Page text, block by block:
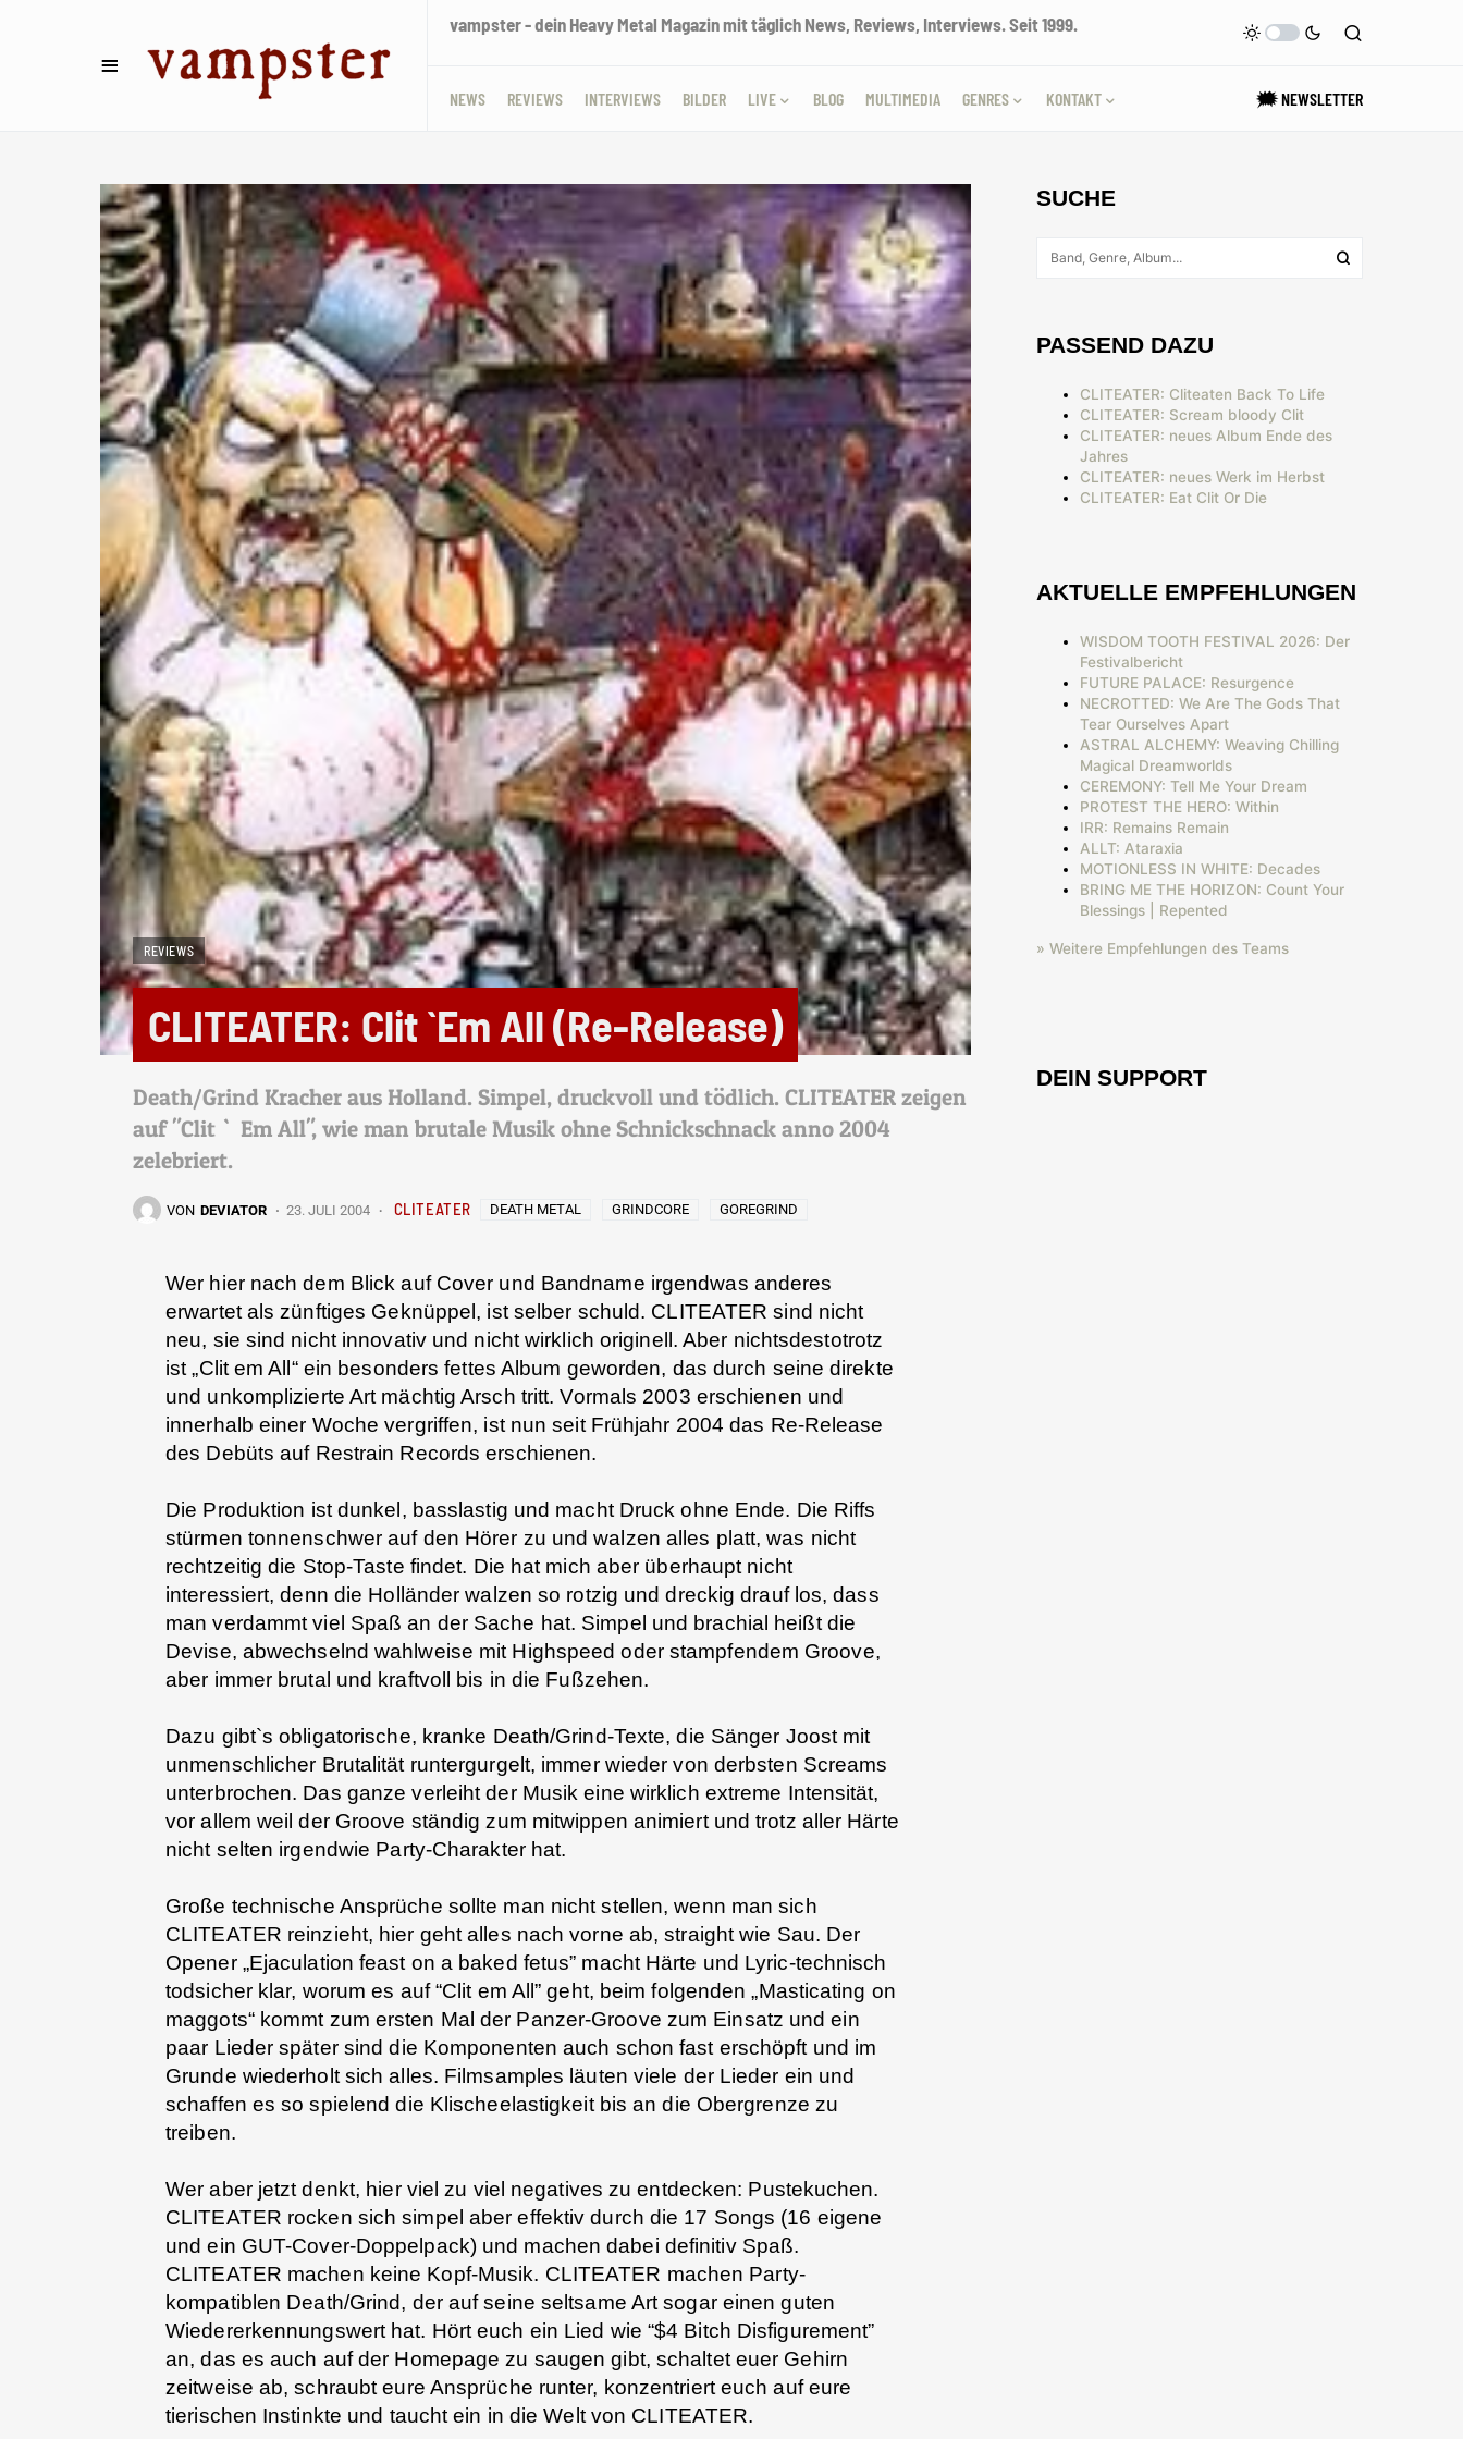
vampster - dein Heavy Metal Magazin mit täglich News, Reviews, Interviews. Seit 1999.
NEWS REVIEWS INTERVIEWS BILDER LIVE BLOG MULTIMEDIA GENRES KONTAKT 🗯 NEWSLETTER
REVIEWS
CLITEATER: Clit `Em All (Re-Release)
Death/Grind Kracher aus Holland. Simpel, druckvoll und tödlich. CLITEATER zeigen
auf "Clit `Em All", wie man brutale Musik ohne Schnickschnack anno 2004
zelebriert.
VON DEVIATOR 23. JULI 2004 CLITEATER DEATH METAL GRINDCORE GOREGRIND
Wer hier nach dem Blick auf Cover und Bandname irgendwas anderes
erwartet als zünftiges Geknüppel, ist selber schuld. CLITEATER sind nicht
neu, sie sind nicht innovativ und nicht wirklich originell. Aber nichtsdestotrotz
ist „Clit em All“ ein besonders fettes Album geworden, das durch seine direkte
und unkomplizierte Art mächtig Arsch tritt. Vormals 2003 erschienen und
innerhalb einer Woche vergriffen, ist nun seit Frühjahr 2004 das Re-Release
des Debüts auf Restrain Records erschienen.
Die Produktion ist dunkel, basslastig und macht Druck ohne Ende. Die Riffs
stürmen tonnenschwer auf den Hörer zu und walzen alles platt, was nicht
rechtzeitig die Stop-Taste findet. Die hat mich aber überhaupt nicht
interessiert, denn die Holländer walzen so rotzig und dreckig drauf los, dass
man verdammt viel Spaß an der Sache hat. Simpel und brachial heißt die
Devise, abwechselnd wahlweise mit Highspeed oder stampfendem Groove,
aber immer brutal und kraftvoll bis in die Fußzehen.
Dazu gibt`s obligatorische, kranke Death/Grind-Texte, die Sänger Joost mit
unmenschlicher Brutalität runtergurgelt, immer wieder von derbsten Screams
unterbrochen. Das ganze verleiht der Musik eine wirklich extreme Intensität,
vor allem weil der Groove ständig zum mitwippen animiert und trotz aller Härte
nicht selten irgendwie Party-Charakter hat.
Große technische Ansprüche sollte man nicht stellen, wenn man sich
CLITEATER reinzieht, hier geht alles nach vorne ab, straight wie Sau. Der
Opener „Ejaculation feast on a baked fetus” macht Härte und Lyric-technisch
todsicher klar, worum es auf “Clit em All” geht, beim folgenden „Masticating on
maggots“ kommt zum ersten Mal der Panzer-Groove zum Einsatz und ein
paar Lieder später sind die Komponenten auch schon fast erschöpft und im
Grunde wiederholt sich alles. Filmsamples läuten viele der Lieder ein und
schaffen es so spielend die Klischeelastigkeit bis an die Obergrenze zu
treiben.
Wer aber jetzt denkt, hier viel zu viel negatives zu entdecken: Pustekuchen.
CLITEATER rocken sich simpel aber effektiv durch die 17 Songs (16 eigene
und ein GUT-Cover-Doppelpack) und machen dabei definitiv Spaß.
CLITEATER machen keine Kopf-Musik. CLITEATER machen Party-
kompatiblen Death/Grind, der auf seine seltsame Art sogar einen guten
Wiedererkennungswert hat. Hört euch ein Lied wie “$4 Bitch Disfigurement”
an, das es auch auf der Homepage zu saugen gibt, schaltet euer Gehirn
zeitweise ab, schraubt eure Ansprüche runter, konzentriert euch auf eure
tierischen Instinkte und taucht ein in die Welt von CLITEATER.
SUCHE
PASSEND DAZU
CLITEATER: Cliteaten Back To Life
CLITEATER: Scream bloody Clit
CLITEATER: neues Album Ende des
Jahres
CLITEATER: neues Werk im Herbst
CLITEATER: Eat Clit Or Die
AKTUELLE EMPFEHLUNGEN
WISDOM TOOTH FESTIVAL 2026: Der
Festivalbericht
FUTURE PALACE: Resurgence
NECROTTED: We Are The Gods That
Tear Ourselves Apart
ASTRAL ALCHEMY: Weaving Chilling
Magical Dreamworlds
CEREMONY: Tell Me Your Dream
PROTEST THE HERO: Within
IRR: Remains Remain
ALLT: Ataraxia
MOTIONLESS IN WHITE: Decades
BRING ME THE HORIZON: Count Your
Blessings | Repented
» Weitere Empfehlungen des Teams
DEIN SUPPORT